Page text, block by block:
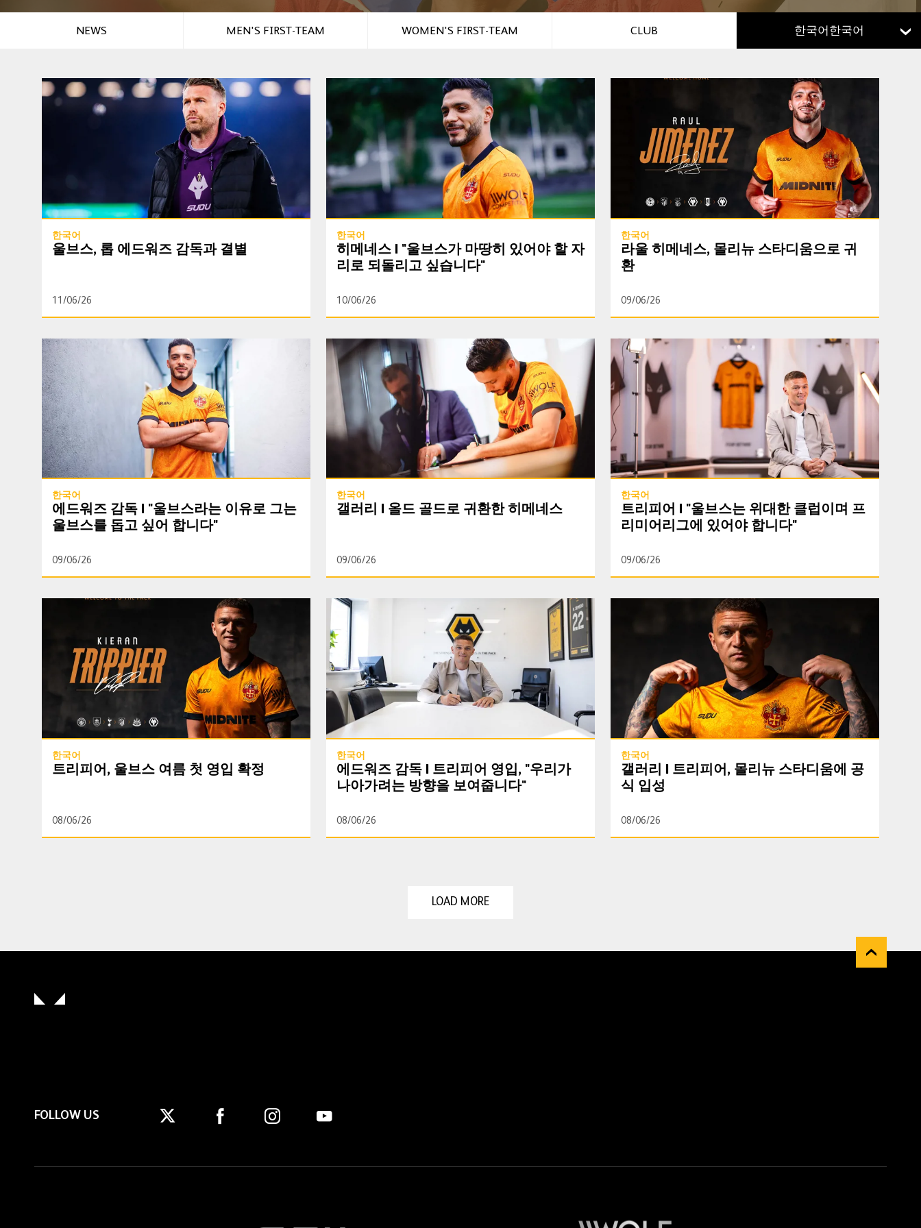
NEWS MEN'S FIRST-TEAM WOMEN'S FIRST-TEAM CLUB 한국어한국어
울브스, 롭 에드워즈 감독과 결별
한국어
울브스, 롭 에드워즈 감독과 결별
11/06/26
히메네스 | "울브스가 마땅히 있어야 할 자리로 되돌리고 싶습니다"
한국어
히메네스 | "울브스가 마땅히 있어야 할 자
리로 되돌리고 싶습니다"
10/06/26
라울 히메네스, 몰리뉴 스타디움으로 귀환
한국어
라울 히메네스, 몰리뉴 스타디움으로 귀
환
09/06/26
에드워즈 감독 | "울브스라는 이유로 그는 울브스를 돕고 싶어 합니다"
한국어
에드워즈 감독 | "울브스라는 이유로 그는
울브스를 돕고 싶어 합니다"
09/06/26
갤러리 | 올드 골드로 귀환한 히메네스
한국어
갤러리 | 올드 골드로 귀환한 히메네스
09/06/26
트리피어 | "울브스는 위대한 클럽이며 프리미어리그에 있어야 합니다"
한국어
트리피어 | "울브스는 위대한 클럽이며 프
리미어리그에 있어야 합니다"
09/06/26
한국어
트리피어, 울브스 여름 첫 영입 확정
08/06/26
에드워즈 감독 | 트리피어 영입, "우리가 나아가려는 방향을 보여줍니다"
한국어
에드워즈 감독 | 트리피어 영입, "우리가
나아가려는 방향을 보여줍니다"
08/06/26
갤러리 | 트리피어, 몰리뉴 스타디움에 공식 입성
한국어
갤러리 | 트리피어, 몰리뉴 스타디움에 공
식 입성
08/06/26
LOAD MORE
FOLLOW US